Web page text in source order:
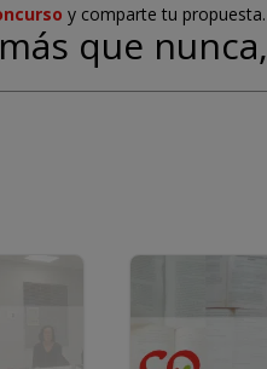
y comparte tu propuesta.
que nunca,